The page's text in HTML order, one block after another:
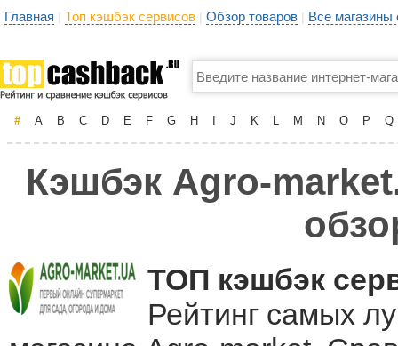
Главная | Топ кэшбэк сервисов | Обзор товаров | Все
# A B C D E F G H J K L M N O P Q
Кэшбэк Agro-
ТОП кэшбэк
Рейтинг самых